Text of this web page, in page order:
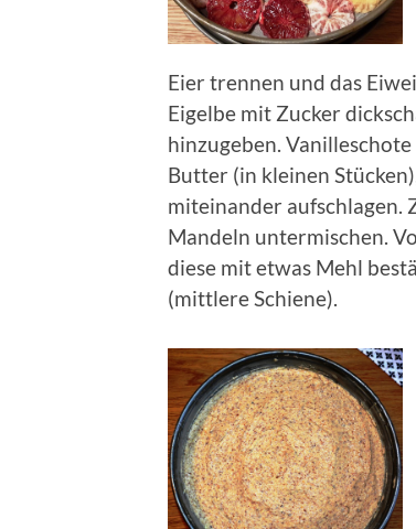
Eier trennen und das
Eigelbe mit Zucker
hinzugeben.
Butter (in kleinen
miteinander aufschlagen.
Mandeln untermischen.
diese mit etwas Mehl
(mittlere Schiene).